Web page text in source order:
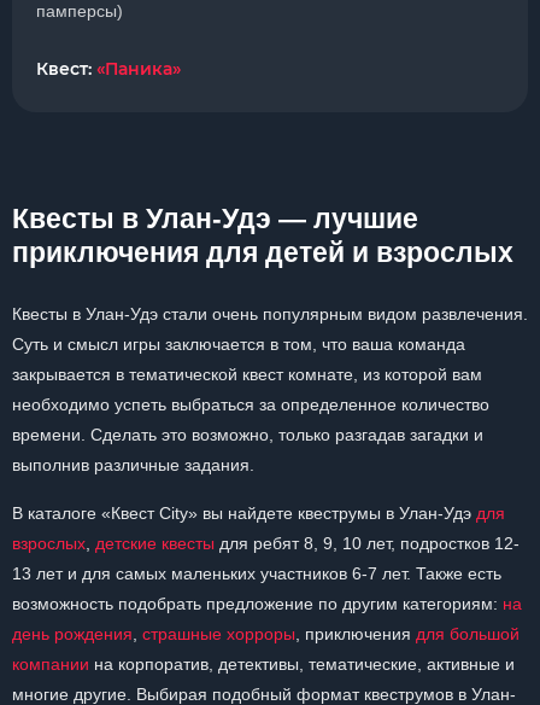
памперсы)
Квест: «Паника»
Квесты в Улан-Удэ — лучшие
приключения для детей и взрослых
Квесты в Улан-Удэ стали очень популярным видом развлечения.
Суть и смысл игры заключается в том, что ваша команда
закрывается в тематической квест комнате, из которой вам
необходимо успеть выбраться за определенное количество
времени. Сделать это возможно, только разгадав загадки и
выполнив различные задания.
В каталоге «Квест City» вы найдете квеструмы в Улан-Удэ для
взрослых детские квесты для ребят 8, 9, 10 лет, подростков 12-
13 лет и для самых маленьких участников 6-7 лет. Также есть
возможность подобрать предложение по другим категориям: на
день рождения страшные хорроры , приключения для большой
компании на корпоратив, детективы, тематические, активные и
многие другие. Выбирая подобный формат квеструмов в Улан-